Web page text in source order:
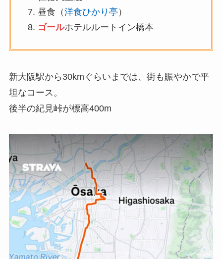
昼食（洋食ひかり亭 ）
ゴールホテルルートイン橋本
新大阪駅から30kmぐらいまでは、街も賑やかで平
坦なコース。
後半の紀見峠が標高400m